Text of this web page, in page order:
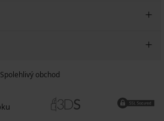
Spolehlivý obchod